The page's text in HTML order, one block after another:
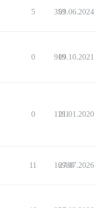
5 353
09.06.2024
0 919
09.10.2021
0 1181
21.01.2020
11 16980
27.07.2026